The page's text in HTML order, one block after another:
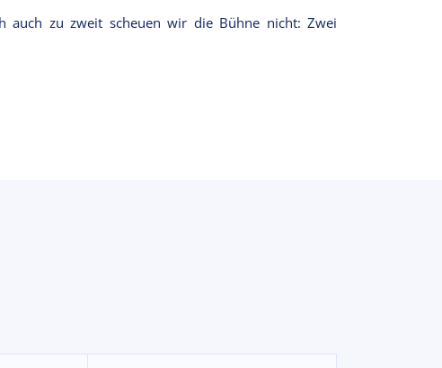
auch zu zweit scheuen wir die Bühne nicht: Zwei